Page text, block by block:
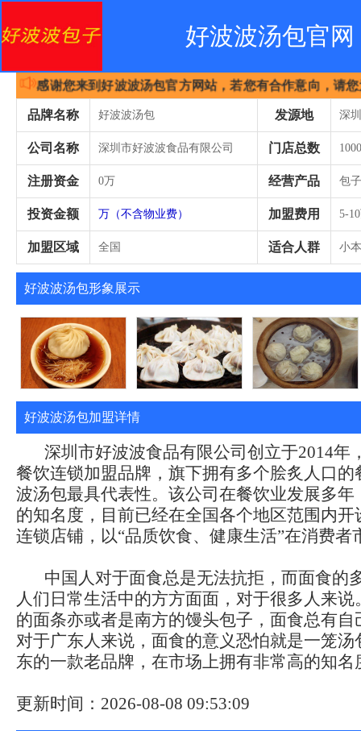
好波波汤包官网
感谢您来到好波波汤包官方网站，若您有合作意向，请您
品牌名称 好波波汤包 发源地 深
路臣
公司名称 深圳市好波波食品有限公司 门店总数
注册资金 0万 经营产品 包
投资金额 万（不含物业费） 加盟费用 5-
加盟区域 全国 适合人群 小
好波波汤包形象展示
好波波汤包加盟详情
深圳市好波波食品有限公司创立于2014年
餐饮连锁加盟品牌，旗下拥有多个脍炙人口的
波汤包最具代表性。该公司在餐饮业发展多年
的知名度，目前已经在全国各个地区范围内
连锁店铺，以“品质饮食、健康生活”在消费者
中国人对于面食总是无法抗拒，而面食的
人们日常生活中的方方面面，对于很多人来
的面条亦或者是南方的馒头包子，面食总有
对于广东人来说，面食的意义恐怕就是一笼汤
东的一款老品牌，在市场上拥有非常高的知名
更新时间：2026-08-08 09:53:09